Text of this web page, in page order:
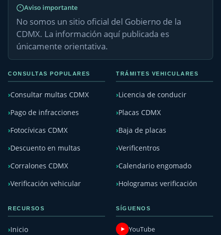
Aviso importante
No somos un sitio oficial del Gobierno de la
CDMX. La información aquí publicada es
únicamente orientativa.
CONSULTAS POPULARES
Consultar multas CDMX
Pago de infracciones
Fotocívicas CDMX
Descuento en multas
Corralones CDMX
Verificación vehicular
TRÁMITES VEHICULARES
Licencia de conducir
Placas CDMX
Baja de placas
Verificentros
Calendario engomado
Hologramas verificación
RECURSOS
Inicio
SÍGUENOS
YouTube